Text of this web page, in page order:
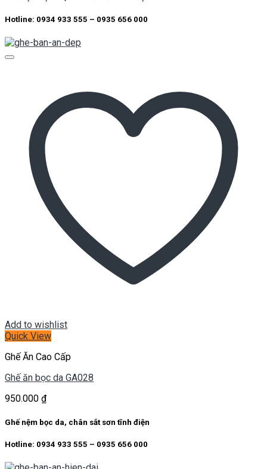
Hotline: 0934 933 555 – 0935 656 000
Add to wishlist
Quick View
Ghế Ăn Cao Cấp
Ghế ăn bọc da GA028
950.000 ₫
Ghế nệm bọc da, chân sắt sơn tĩnh điện
Hotline: 0934 933 555 – 0935 656 000